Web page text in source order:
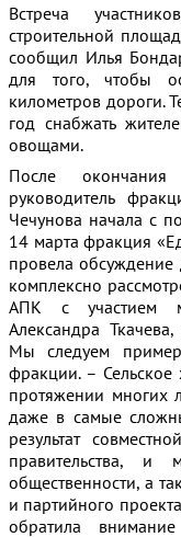
Встреча
строительной
сообщил Илья
для того, чтобы
километров дороги.
год снабжать
овощами.
После окончания
руководитель
Чечунова начала с
14 марта фракция
провела
комплексно
АПК с участием
Александра
Мы следуем
фракции. – Сельское
протяжении многих
даже в самые
результат
правительства, и
общественности, а
и партийного
обратила